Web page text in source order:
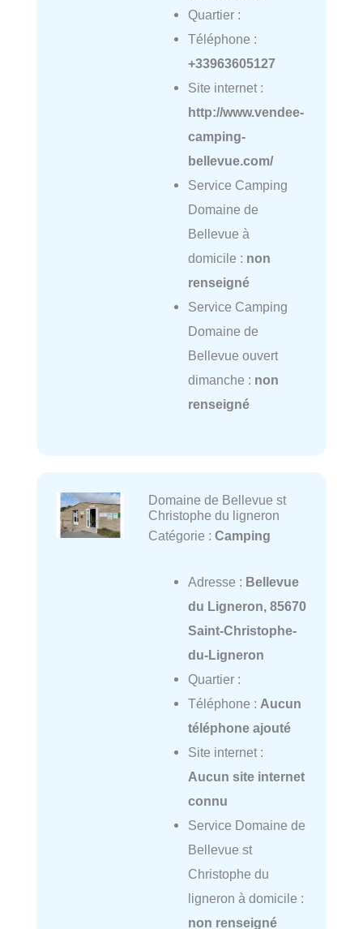
Quartier :
Téléphone :
+33963605127
Site internet :
http://www.vendee-
camping-
bellevue.com/
Service Camping
Domaine de
Bellevue à
domicile : non
renseigné
Service Camping
Domaine de
Bellevue ouvert
dimanche : non
renseigné
Domaine de Bellevue st
Christophe du ligneron
Catégorie : Camping
Adresse : Bellevue
du Ligneron, 85670
Saint-Christophe-
du-Ligneron
Quartier :
Téléphone : Aucun
téléphone ajouté
Site internet :
Aucun site internet
connu
Service Domaine de
Bellevue st
Christophe du
ligneron à domicile :
non renseigné